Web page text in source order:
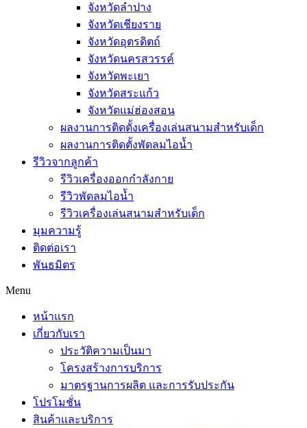
จังหวัดลำปาง
จังหวัดเชียงราย
จังหวัดอุตรดิตถ์
จังหวัดนครสวรรค์
จังหวัดพะเยา
จังหวัดสระแก้ว
จังหวัดแม่ฮ่องสอน
ผลงานการติดตั้งเครื่องเล่นสนามสำหรับเด็ก
ผลงานการติดตั้งพัดลมไอน้ำ
รีวิวจากลูกค้า
รีวิวเครื่องออกกำลังกาย
รีวิวพัดลมไอน้ำ
รีวิวเครื่องเล่นสนามสำหรับเด็ก
มุมความรู้
ติดต่อเรา
พันธมิตร
Menu
หน้าแรก
เกี่ยวกับเรา
ประวัติความเป็นมา
โครงสร้างการบริการ
มาตรฐานการผลิต และการรับประกัน
โปรโมชั่น
สินค้าและบริการ